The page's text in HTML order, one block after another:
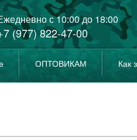
с 10:00 до 18:00
(977) 822-47-00
ОПТОВИКАМ Как